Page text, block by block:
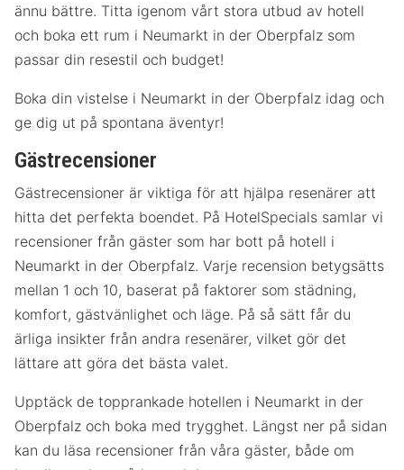
ännu bättre. Titta igenom vårt stora utbud av hotell
och boka ett rum i Neumarkt in der Oberpfalz som
passar din resestil och budget!
Boka din vistelse i Neumarkt in der Oberpfalz idag och
ge dig ut på spontana äventyr!
Gästrecensioner
Gästrecensioner är viktiga för att hjälpa resenärer att
hitta det perfekta boendet. På HotelSpecials samlar vi
recensioner från gäster som har bott på hotell i
Neumarkt in der Oberpfalz. Varje recension betygsätts
mellan 1 och 10, baserat på faktorer som städning,
komfort, gästvänlighet och läge. På så sätt får du
ärliga insikter från andra resenärer, vilket gör det
lättare att göra det bästa valet.
Upptäck de topprankade hotellen i Neumarkt in der
Oberpfalz och boka med trygghet. Längst ner på sidan
kan du läsa recensioner från våra gäster, både om